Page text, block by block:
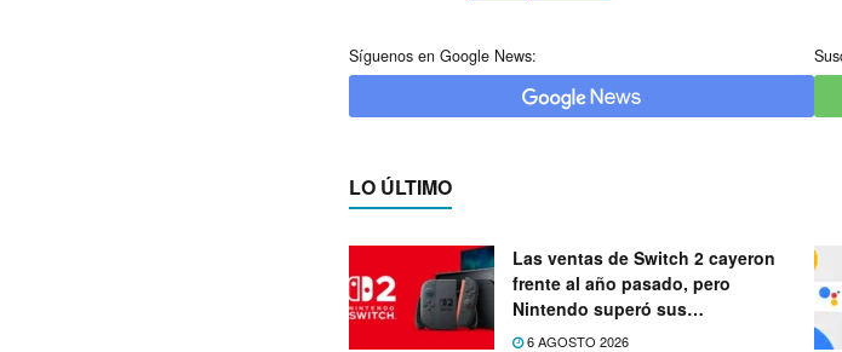
Síguenos en Google News:
LO ÚLTIMO
Las ventas de Switch 2 cayeron
frente al año pasado, pero
Nintendo superó sus
expectativas
6 AGOSTO 2026